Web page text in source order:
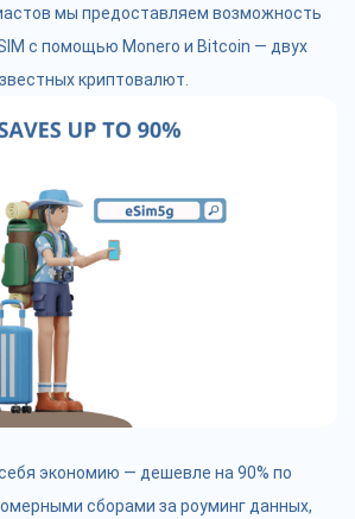
мы предоставляем возможность
с помощью Monero и Bitcoin — двух
криптовалют.
экономию — дешевле на 90% по
сборами за роуминг данных,